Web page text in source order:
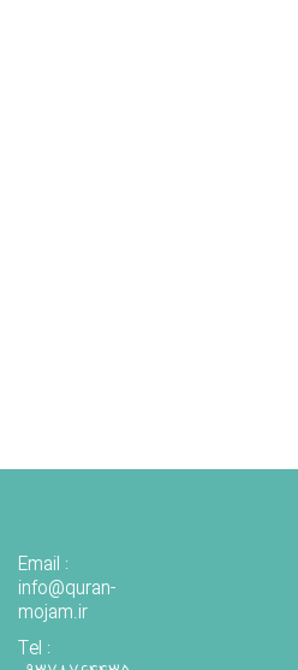
Email :
info@quran-
mojam.ir
Tel :